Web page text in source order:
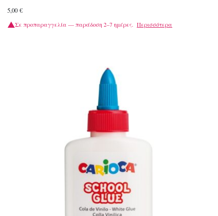
5,00 €
Σε προπαραγγελία — παράδοση 2–7 ημέρες. Περισσότερα